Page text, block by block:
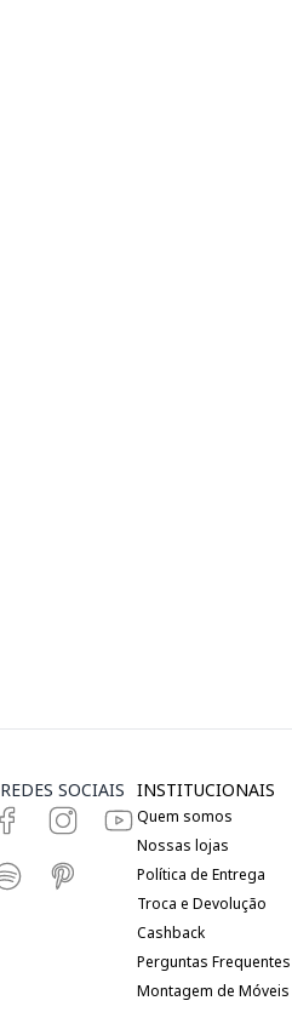
REDES SOCIAIS INSTITUCIONAIS
Quem somos
Nossas lojas
Política de Entrega
Troca e Devolução
Cashback
Perguntas Frequentes
Montagem de Móveis